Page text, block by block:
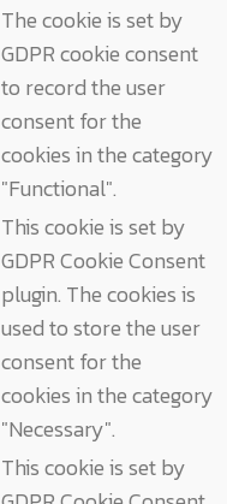
The cookie is set by
GDPR cookie consent
to record the user
consent for the
cookies in the category
"Functional".
This cookie is set by
GDPR Cookie Consent
plugin. The cookies is
used to store the user
consent for the
cookies in the category
"Necessary".
This cookie is set by